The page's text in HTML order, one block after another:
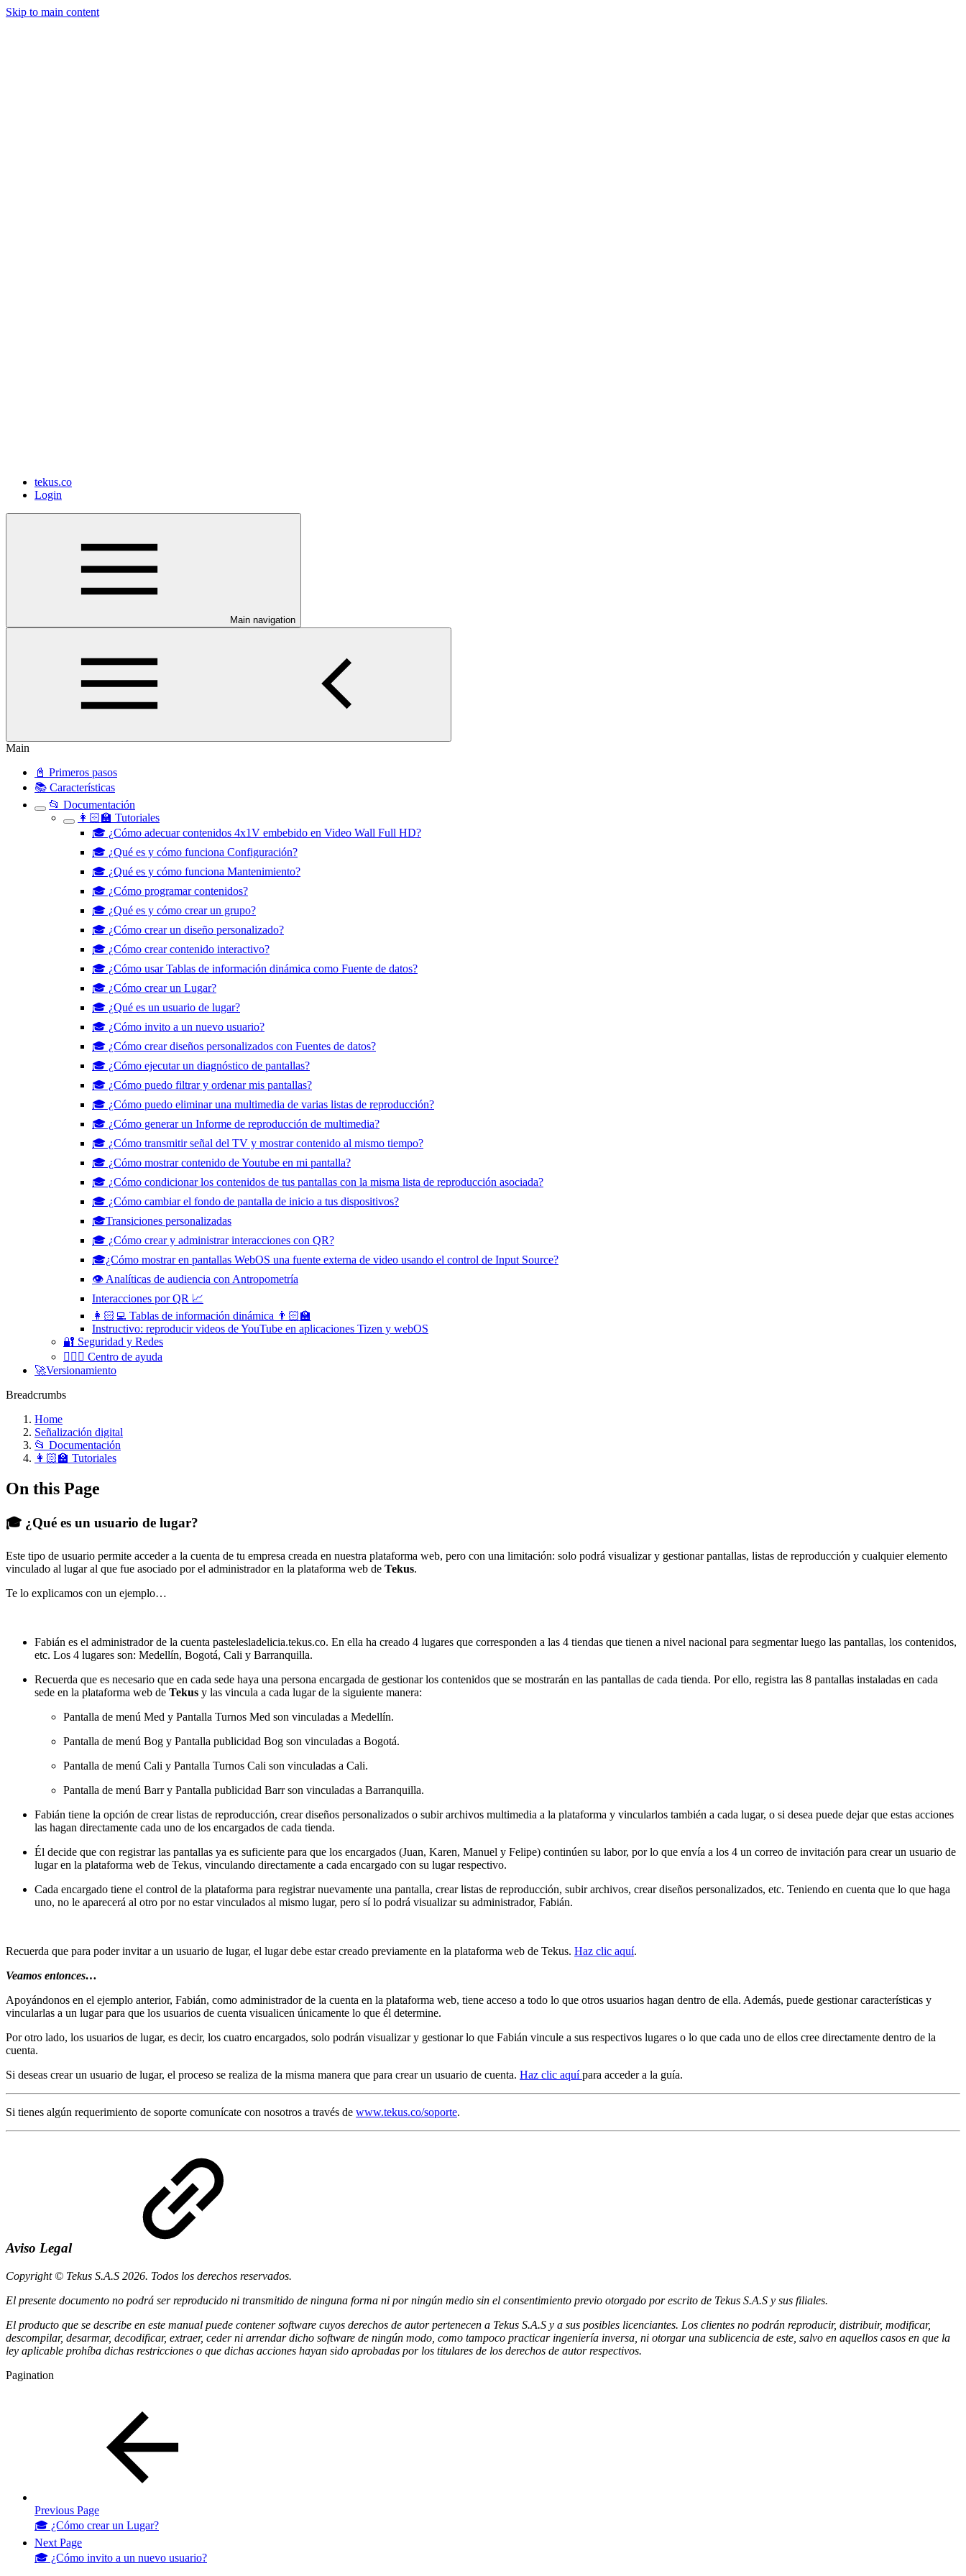
Skip to main content
tekus.co
Login
Main navigation
Main
📓 Primeros pasos
📚 Características
📂 Documentación
👩🏻‍🏫 Tutoriales
🎓 ¿Cómo adecuar contenidos 4x1V embebido en Video Wall Full HD?
🎓 ¿Qué es y cómo funciona Configuración?
🎓 ¿Qué es y cómo funciona Mantenimiento?
🎓 ¿Cómo programar contenidos?
🎓 ¿Qué es y cómo crear un grupo?
🎓 ¿Cómo crear un diseño personalizado?
🎓 ¿Cómo crear contenido interactivo?
🎓 ¿Cómo usar Tablas de información dinámica como Fuente de datos?
🎓 ¿Cómo crear un Lugar?
🎓 ¿Qué es un usuario de lugar?
🎓 ¿Cómo invito a un nuevo usuario?
🎓 ¿Cómo crear diseños personalizados con Fuentes de datos?
🎓 ¿Cómo ejecutar un diagnóstico de pantallas?
🎓 ¿Cómo puedo filtrar y ordenar mis pantallas?
🎓 ¿Cómo puedo eliminar una multimedia de varias listas de reproducción?
🎓 ¿Cómo generar un Informe de reproducción de multimedia?
🎓 ¿Cómo transmitir señal del TV y mostrar contenido al mismo tiempo?
🎓 ¿Cómo mostrar contenido de Youtube en mi pantalla?
🎓 ¿Cómo condicionar los contenidos de tus pantallas con la misma lista de reproducción asociada?
🎓 ¿Cómo cambiar el fondo de pantalla de inicio a tus dispositivos?
🎓Transiciones personalizadas
🎓 ¿Cómo crear y administrar interacciones con QR?
🎓¿Cómo mostrar en pantallas WebOS una fuente externa de video usando el control de Input Source?
👁️ Analíticas de audiencia con Antropometría
Interacciones por QR 📈
👩🏻‍💻 Tablas de información dinámica 👨🏻‍🏫
Instructivo: reproducir videos de YouTube en aplicaciones Tizen y webOS
🔐 Seguridad y Redes
🧏🏻‍♀️ Centro de ayuda
🚀Versionamiento
Breadcrumbs
Home
Señalización digital
📂 Documentación
👩🏻‍🏫 Tutoriales
On this Page
🎓 ¿Qué es un usuario de lugar?
Este tipo de usuario permite acceder a la cuenta de tu empresa creada en nuestra plataforma web, pero con una limitación: solo podrá visualizar y gestionar pantallas, listas de reproducción y cualquier elemento
vinculado al lugar al que fue asociado por el administrador en la plataforma web de Tekus.
Te lo explicamos con un ejemplo…
Fabián es el administrador de la cuenta pastelesladelicia.tekus.co. En ella ha creado 4 lugares que corresponden a las 4 tiendas que tienen a nivel nacional para segmentar luego las pantallas, los contenidos,
etc. Los 4 lugares son: Medellín, Bogotá, Cali y Barranquilla.
Recuerda que es necesario que en cada sede haya una persona encargada de gestionar los contenidos que se mostrarán en las pantallas de cada tienda. Por ello, registra las 8 pantallas instaladas en cada
sede en la plataforma web de Tekus y las vincula a cada lugar de la siguiente manera:
Pantalla de menú Med y Pantalla Turnos Med son vinculadas a Medellín.
Pantalla de menú Bog y Pantalla publicidad Bog son vinculadas a Bogotá.
Pantalla de menú Cali y Pantalla Turnos Cali son vinculadas a Cali.
Pantalla de menú Barr y Pantalla publicidad Barr son vinculadas a Barranquilla.
Fabián tiene la opción de crear listas de reproducción, crear diseños personalizados o subir archivos multimedia a la plataforma y vincularlos también a cada lugar, o si desea puede dejar que estas acciones
las hagan directamente cada uno de los encargados de cada tienda.
Él decide que con registrar las pantallas ya es suficiente para que los encargados (Juan, Karen, Manuel y Felipe) continúen su labor, por lo que envía a los 4 un correo de invitación para crear un usuario de
lugar en la plataforma web de Tekus, vinculando directamente a cada encargado con su lugar respectivo.
Cada encargado tiene el control de la plataforma para registrar nuevamente una pantalla, crear listas de reproducción, subir archivos, crear diseños personalizados, etc. Teniendo en cuenta que lo que haga
uno, no le aparecerá al otro por no estar vinculados al mismo lugar, pero sí lo podrá visualizar su administrador, Fabián.
Recuerda que para poder invitar a un usuario de lugar, el lugar debe estar creado previamente en la plataforma web de Tekus. Haz clic aquí.
Veamos entonces…
Apoyándonos en el ejemplo anterior, Fabián, como administrador de la cuenta en la plataforma web, tiene acceso a todo lo que otros usuarios hagan dentro de ella. Además, puede gestionar características y
vincularlas a un lugar para que los usuarios de cuenta visualicen únicamente lo que él determine.
Por otro lado, los usuarios de lugar, es decir, los cuatro encargados, solo podrán visualizar y gestionar lo que Fabián vincule a sus respectivos lugares o lo que cada uno de ellos cree directamente dentro de la
cuenta.
Si deseas crear un usuario de lugar, el proceso se realiza de la misma manera que para crear un usuario de cuenta. Haz clic aquípara acceder a la guía.
Si tienes algún requerimiento de soporte comunícate con nosotros a través de www.tekus.co/soporte.
Aviso Legal
Copyright © Tekus S.A.S 2026. Todos los derechos reservados.
El presente documento no podrá ser reproducido ni transmitido de ninguna forma ni por ningún medio sin el consentimiento previo otorgado por escrito de Tekus S.A.S y sus filiales.
El producto que se describe en este manual puede contener software cuyos derechos de autor pertenecen a Tekus S.A.S y a sus posibles licenciantes. Los clientes no podrán reproducir, distribuir, modificar,
descompilar, desarmar, decodificar, extraer, ceder ni arrendar dicho software de ningún modo, como tampoco practicar ingeniería inversa, ni otorgar una sublicencia de este, salvo en aquellos casos en que la
ley aplicable prohíba dichas restricciones o que dichas acciones hayan sido aprobadas por los titulares de los derechos de autor respectivos.
Pagination
Previous Page
🎓 ¿Cómo crear un Lugar?
Next Page
🎓 ¿Cómo invito a un nuevo usuario?